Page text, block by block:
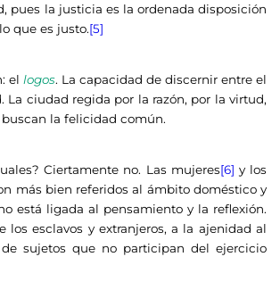
pues la justicia es la ordenada disposición
que es justo.[5]
el logos. La capacidad de discernir entre el
ciudad regida por la razón, por la virtud,
la felicidad común.
Ciertamente no. Las mujeres[6] y los
más bien referidos al ámbito doméstico y
está ligada al pensamiento y la reflexión.
esclavos y extranjeros, a la ajenidad al
sujetos que no participan del ejercicio